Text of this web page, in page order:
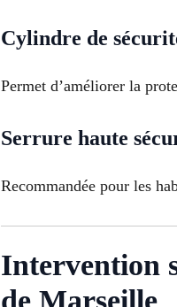
Cylindre de
Permet d’améliorer la
Serrure haute
Recommandée pour les
Intervention
de Marseille